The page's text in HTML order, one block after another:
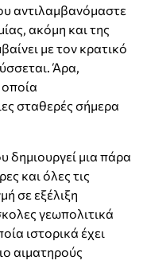
αντιλαμβανόμαστε
ακόμη και της
με τον κρατικό
Άρα,
σταθερές σήμερα
δημιουργεί μια πάρα
και όλες τις
σε εξέλιξη
γεωπολιτικά
ιστορικά έχει
αιματηρούς